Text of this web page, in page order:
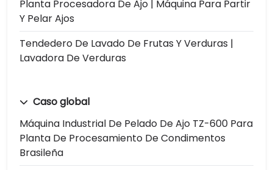
Planta Procesadora De Ajo | Máquina Para Partir
Y Pelar Ajos
Tendedero De Lavado De Frutas Y Verduras |
Lavadora De Verduras
Caso global
Máquina Industrial De Pelado De Ajo TZ-600 Para
Planta De Procesamiento De Condimentos
Brasileña